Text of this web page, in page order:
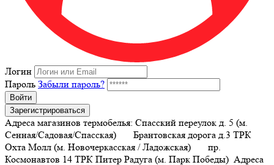
Логин
Пароль Забыли пароль?
Войти
Зарегистрироваться
Адреса магазинов термобелья: Спасский переулок д. 5 (м.
Сенная/Садовая/Спасская) Брантовская дорога д.3 ТРК
Охта Молл (м. Новочеркасская / Ладожская) пр.
Космонавтов 14 ТРК Питер Радуга (м. Парк Победы) Адреса